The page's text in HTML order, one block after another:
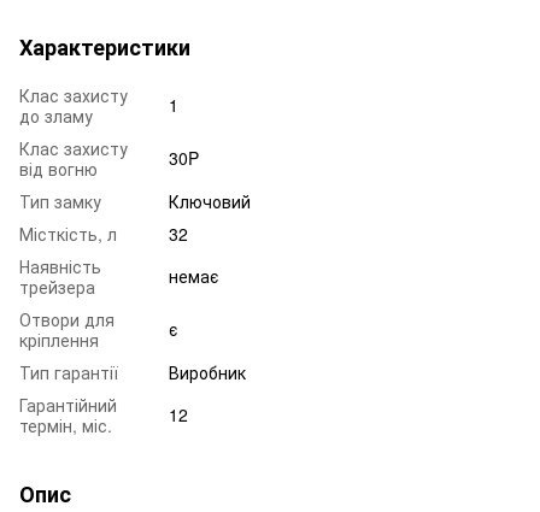
Характеристики
Клас захисту
до зламу
1
Клас захисту
від вогню
30P
Тип замку
Ключовий
Місткість, л
32
Наявність
трейзера
немає
Отвори для
кріплення
є
Тип гарантії
Виробник
Гарантійний
термін, міс.
12
Опис